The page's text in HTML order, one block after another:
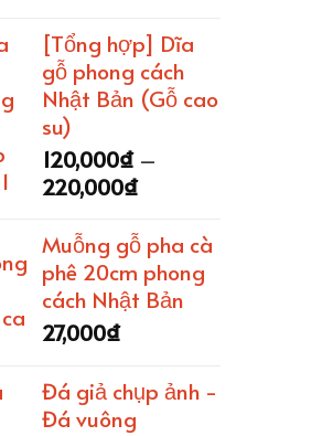
từ
40,000₫
đến
200,000₫
[Tổng hợp] Dĩa
gỗ phong cách
Nhật Bản (Gỗ cao
su)
120,000₫ –
220,000₫Khoảng
từ
120,000₫
đến
Muỗng gỗ pha cà
phê 20cm phong
cách Nhật Bản
27,000₫
Đá giả chụp ảnh -
Đá vuông